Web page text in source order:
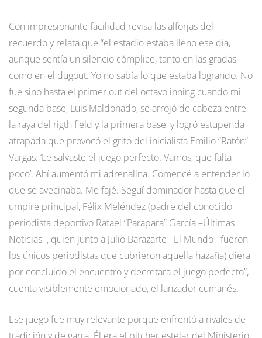
Con impresionante facilidad revisa las alforjas del
recuerdo y relata que “el estadio estaba lleno ese día,
aunque sentía un silencio cómplice, tanto en las gradas
como en el dugout. Yo no sabía lo que estaba logrando. No
fue sino hasta el primer out del octavo inning cuando mi
segunda base, Luis Maldonado, se arrojó de cabeza entre
la raya del rigth field y la primera base, y logró estupenda
atrapada que provocó el grito del inicialista Emilio “Ratón”
Vargas: ‘Le salvaste el juego perfecto. Vamos, que falta
poco’. Ahí aumentó mi adrenalina. Comencé a entender lo
que se avecinaba. Me fajé. Seguí dominador hasta que el
umpire principal, Félix Meléndez (padre del conocido
periodista deportivo Rafael “Parapara” García –Últimas
Noticias–, quien junto a Julio Barazarte –El Mundo– fueron
los únicos periodistas que cubrieron aquella hazaña) diera
por concluido el encuentro y decretara el juego perfecto”,
cuenta visiblemente emocionado, el lanzador cumanés.
Ese juego fue muy relevante porque enfrentó a rivales de